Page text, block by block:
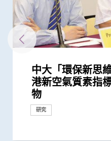
中大「環保新思
港新空氣質素指
物
研究
中大與東南亞及
大型語言模型在
帶來嶄新見解
研究
中大研究顯示空
安全地透過定期
研究
香港中文大學 –
與應變聯合研究
「藍色空間對身
研究
「香港中文大學
心」成立
研究
中大研究顯示「
法」有助降低重
研究
(只提供英文版
Ceremony of
Conference on
研討會
中大匯聚逾200位
療保險如何推動
研討會
中大醫學院全球
險存在地域差異
全球平均水平 全
研究
中大與香港消防
修學科 為公共衞
能
醫學教育
賽馬會 We
健康國際會議 引
推動健康老齡化
健康推廣計劃
「賽馬會共建健
階段 加強支援本
健康
健康推廣計劃
逾140位來自八
中大 探討私人醫
療系統的策略角色
健康推廣計劃
中大完成全球首
3,000種血漿蛋
八成與「血壓上
研究
中大舉辦「健康
身心健康計劃 及
健康推廣計劃
中大醫學院研究
方式或會增加氣
健康教育
研究
中大醫學院研究
「帕克斯洛維德
新冠後死亡風險
研究
中大與港大領導
PM2.5環境 罹患
風險較高
研究
中大研究顯示口
洛維德」可降低
死亡和出現後遺症
研究
中大與歐美合作
為自閉症患者男
解
研究
中大成功研發精
病毒基因進化 助
研究
中大舉辦「健康
神健康 鼓勵參照
框架」 支援構建
健康推廣計劃
中大分析文字報
毒變異及疫苗接
工智能大型語言
研究
200多位亞太區
大 探討疫後醫療
研討會
中大推出「賽馬
康計劃」全港首
學」 助中年人預
健康推廣計劃
中大研究顯示香
問題嚴重 地區間
平等狀況
研究
中大證實「醫健
糖尿病自我管理
研究
新冠疫苗復必泰
反應」可有效預
引起的嚴重疾病
研究
中大研究顯示新
繼續戴口罩及用
種新冠疫苗加強
研究
中大發現間皮瘤
收入國家的發病
研究
中大發現原發性
上升 以高收入國
研究
中大醫學院開展
計劃」 引入創新
區支援服務
研究
中大醫學院開展
計劃」 助少數族
捐款
中大研究建議本
防疫措施
研究
中大港大研究發
院患者死亡風險
門診患者入院率近
研究
中大成功開發實
冠疫苗效用 針對
95%
研究
中大發現霍奇金
幅最為顯著 本港
全球之冠
研究
港大及中大醫學
疫苗人士 在感染
Omicron後能對
研究
中大醫學院發現
死亡率冠絕全球
研究
中大醫學院調查
新冠疫苗人士有
須盡快增加接種誘
研究
中大醫學院推算
現新冠感染者 研
接種者均產生中
研究
中大研發電腦演
數據實時評估疫
研究
中大醫學院調查
苗接種上扮演最
研究
中大成功研發「
析」技術計算自
症篩查 及早為患
研究
中大研究顯示社
傳播起關鍵作用
最多的主要接觸環
研究
中大醫學院研究
主因 聯同多國專
腫瘤整塊切除術
研究
中大醫學院發現
輕化趨勢 女性上
研究
香港中文大學健
布本港住屋負擔
研究結果
研究
中大招募三千港
拆解防疫關鍵
研究
中大醫學院公布
區研究」結果
研究
香港中文大學賽
初步數據顯示九
上疼痛部位
健康推廣計劃
響應世界高血壓
注血壓月」 呼籲
健康推廣計劃
中大研究揭示子
成功關鍵
研究
中大醫學院楊永
人講座談「善終
研討會
中大進行亞洲首
康影響的全面流
使用家居清潔劑
研究
中大研究發現本
感染HPV病毒 推
染HPV情況
研究
香港中文大學全
列： Public
對公共衞生危機經
研討會
香港中文大學全
列： 南非國家衞
疫情對南非及非
外科創新技術
中大與哈佛合作
究 促進人類健
國際合作
中大成功研發全
系統 有助糖尿病
研究
中大促請單車使
護措施 以減輕意
研究
(只提供英文版
Launch of E-
Surveillance
健康推廣計劃
CCOU災害與人
今日順利舉行
教育